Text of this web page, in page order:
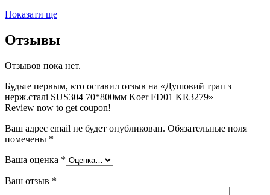
Показати ще
Отзывы
Отзывов пока нет.
Будьте первым, кто оставил отзыв на «Душовий трап з
нерж.сталі SUS304 70*800мм Koer FD01 KR3279»
Review now to get coupon!
Ваш адрес email не будет опубликован. Обязательные поля
помечены *
Ваша оценка *
Ваш отзыв *